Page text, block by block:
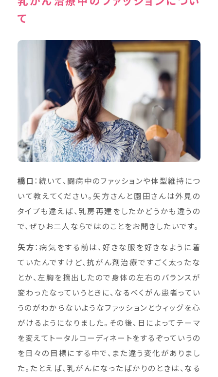
て
橋口 ：続いて、闘病中のファッションや体型維持につ
いて教えてください。矢方さんと園田さんは外見の
タイプも違えば、乳房再建をしたかどうかも違うの
で、ぜひお二人ならではのことをお聞きしたいです。
矢方：病気をする前は、好きな服を好きなように着
ていたんですけど、抗がん剤治療ですごく太ったな
とか、左胸を摘出したので身体の左右のバランスが
変わったなっていうときに、なるべくがん患者ってい
うのがわからないようなファッションとウィッグを心
がけるようになりました。その後、日によってテーマ
を変えてトータルコーディネートをするぞっていうの
を日々の目標にする中で、また違う変化がありまし
た。たとえば、乳がんになったばかりのときは、なる